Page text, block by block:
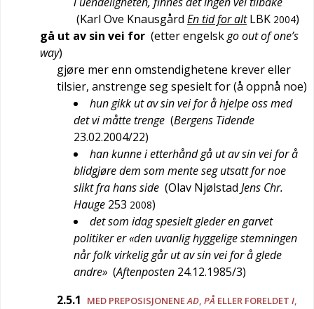
(Karl Ove Knausgård En tid for alt LBK 2004)
gå ut av sin vei for (etterengelskgo out of one’s
way)
gjøre mer enn omstendighetene krever eller
tilsier, anstrenge seg spesielt for (å oppnå noe)
hun gikk ut av sin vei for å hjelpe oss med
det vi måtte trenge (Bergens Tidende
23.02.2004/22)
han kunne i etterhånd gå ut av sin vei for å
blidgjøre dem som mente seg utsatt for noe
slikt fra hans side (Olav Njølstad Jens Chr.
Hauge 253 2008)
det som idag spesielt gleder en garvet
politiker er «den uvanlig hyggelige stemningen
når folk virkelig går ut av sin vei for å glede
andre» (Aftenposten 24.12.1985/3)
2.5.1
MED PREPOSISJONENEAD, PÅ ELLER FORELDET I,